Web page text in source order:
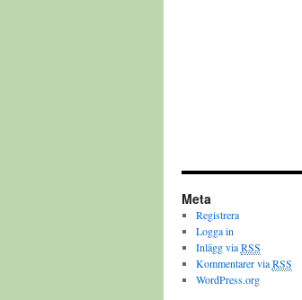
Meta
Registrera
Logga in
Inlägg viaRSS
Kommentarer viaRSS
WordPress.org